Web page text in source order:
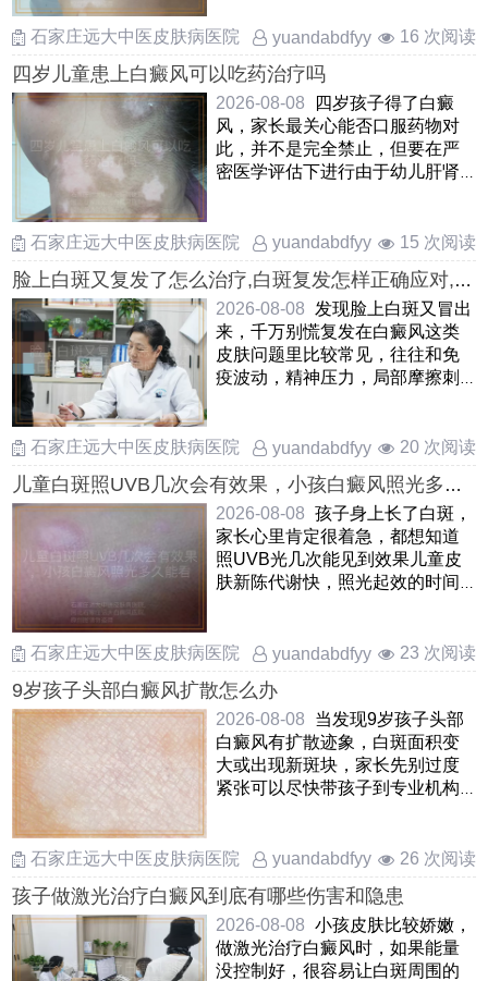
石家庄远大中医皮肤病医院
yuandabdfyy 16 次阅读
四岁儿童患上白癜风可以吃药治疗吗
2026-08-08
四岁孩子得了白癜
风，家长最关心能否口服药物对
此，并不是完全禁止，但要在严
密医学评估下进行由于幼儿肝肾
石家庄远大中医皮肤病医院
yuandabdfyy 15 次阅读
脸上白斑又复发了怎么治疗,白斑复发怎样正确应对,脸
上白癜风复发处理方式 2026-08-08
发现脸上白斑又冒出
来，千万别慌复发在白癜风这类
皮肤问题里比较常见，往往和免
疫波动，精神压力，局部摩擦刺
石家庄远大中医皮肤病医院
yuandabdfyy 20 次阅读
儿童白斑照UVB几次会有效果，小孩白癜风照光多久
能看到变化，儿童白癜风照UVB光治疗后几次显效
2026-08-08 孩子身上长了白斑，
家长心里肯定很着急，都想知道
照UVB光几次能见到效果儿童皮
肤新陈代谢快，照光起效的时间
石家庄远大中医皮肤病医院
yuandabdfyy 23 次阅读
9岁孩子头部白癜风扩散怎么办
2026-08-08
当发现9岁孩子头部
白癜风有扩散迹象，白斑面积变
大或出现新斑块，家长先别过度
紧张可以尽快带孩子到专业机构
石家庄远大中医皮肤病医院 yuandabdfyy 26 次阅读
孩子做激光治疗白癜风到底有哪些伤害和隐患
2026-08-08 小孩皮肤比较娇嫩，
做激光治疗白癜风时，如果能量
没控制好，很容易让白斑周围的